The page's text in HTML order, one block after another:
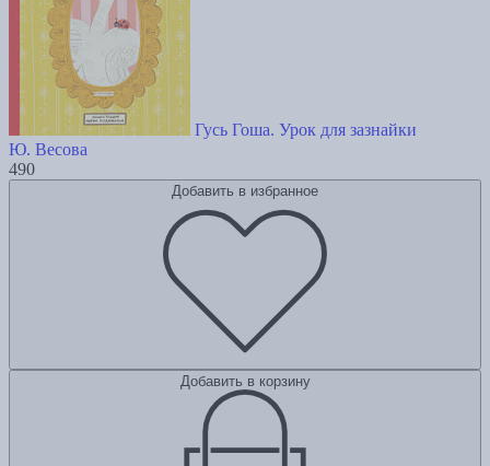
Гусь Гоша. Урок для зазнайки
Ю. Весова
490
Добавить в избранное
Добавить в корзину